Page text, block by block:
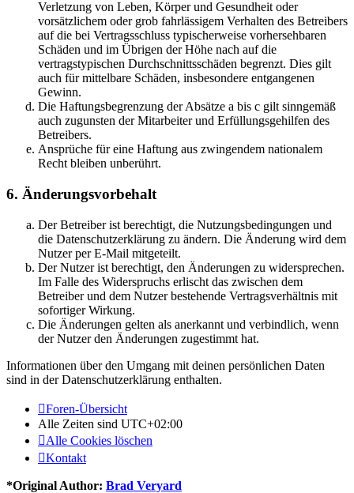
Verletzung von Leben, Körper und Gesundheit oder
vorsätzlichem oder grob fahrlässigem Verhalten des Betreibers
auf die bei Vertragsschluss typischerweise vorhersehbaren
Schäden und im Übrigen der Höhe nach auf die
vertragstypischen Durchschnittsschäden begrenzt. Dies gilt
auch für mittelbare Schäden, insbesondere entgangenen
Gewinn.
Die Haftungsbegrenzung der Absätze a bis c gilt sinngemäß
auch zugunsten der Mitarbeiter und Erfüllungsgehilfen des
Betreibers.
Ansprüche für eine Haftung aus zwingendem nationalem
Recht bleiben unberührt.
6. Änderungsvorbehalt
Der Betreiber ist berechtigt, die Nutzungsbedingungen und
die Datenschutzerklärung zu ändern. Die Änderung wird dem
Nutzer per E-Mail mitgeteilt.
Der Nutzer ist berechtigt, den Änderungen zu widersprechen.
Im Falle des Widerspruchs erlischt das zwischen dem
Betreiber und dem Nutzer bestehende Vertragsverhältnis mit
sofortiger Wirkung.
Die Änderungen gelten als anerkannt und verbindlich, wenn
der Nutzer den Änderungen zugestimmt hat.
Informationen über den Umgang mit deinen persönlichen Daten
sind in der Datenschutzerklärung enthalten.
Foren-Übersicht
Alle Zeiten sind UTC+02:00
Alle Cookies löschen
Kontakt
*Original Author: Brad Veryard